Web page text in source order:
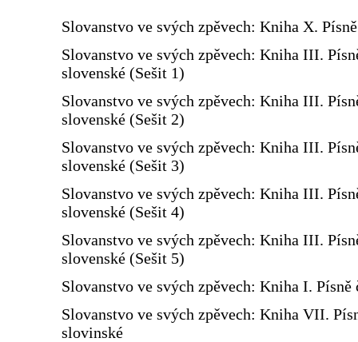
Slovanstvo ve svých zpěvech: Kniha X.
Slovanstvo ve svých zpěvech: Kniha III.
slovenské (Sešit 1)
Slovanstvo ve svých zpěvech: Kniha III.
slovenské (Sešit 2)
Slovanstvo ve svých zpěvech: Kniha III.
slovenské (Sešit 3)
Slovanstvo ve svých zpěvech: Kniha III.
slovenské (Sešit 4)
Slovanstvo ve svých zpěvech: Kniha III.
slovenské (Sešit 5)
Slovanstvo ve svých zpěvech: Kniha I. Písně
Slovanstvo ve svých zpěvech: Kniha VII.
slovinské